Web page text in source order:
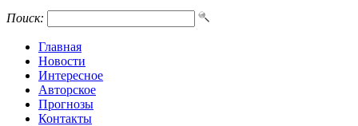
Поиск:
Главная
Новости
Интересное
Авторское
Прогнозы
Контакты